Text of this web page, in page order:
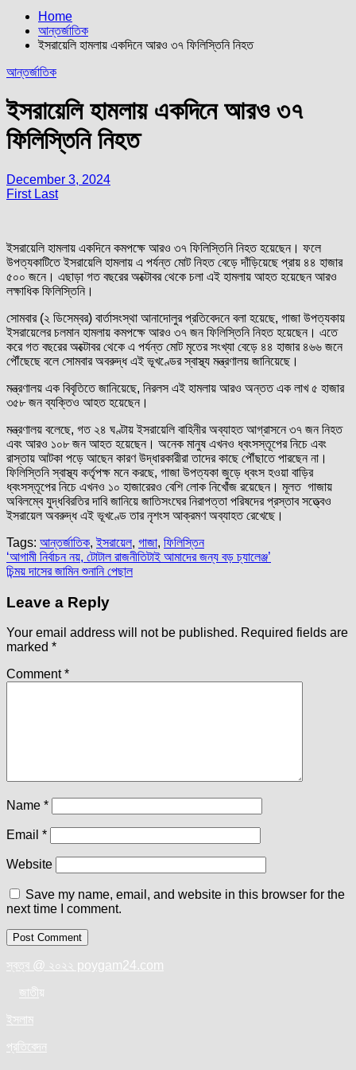
Home
আন্তর্জাতিক
ইসরায়েলি হামলায় একদিনে আরও ৩৭ ফিলিস্তিনি নিহত
আন্তর্জাতিক
ইসরায়েলি হামলায় একদিনে আরও ৩৭
ফিলিস্তিনি নিহত
December 3, 2024
First Last
ইসরায়েলি হামলায় একদিনে কমপক্ষে আরও ৩৭ ফিলিস্তিনি নিহত হয়েছেন। ফলে
উপত্যকাটিতে ইসরায়েলি হামলায় এ পর্যন্ত মোট নিহত বেড়ে দাঁড়িয়েছে প্রায় ৪৪ হাজার
৫০০ জনে। এছাড়া গত বছরের অক্টোবর থেকে চলা এই হামলায় আহত হয়েছেন আরও
লক্ষাধিক ফিলিস্তিনি।
সোমবার (২ ডিসেম্বর) বার্তাসংস্থা আনাদোলুর প্রতিবেদনে বলা হয়েছে, গাজা উপত্যকায়
ইসরায়েলের চলমান হামলায় কমপক্ষে আরও ৩৭ জন ফিলিস্তিনি নিহত হয়েছেন। এতে
করে গত বছরের অক্টোবর থেকে এ পর্যন্ত মোট মৃতের সংখ্যা বেড়ে ৪৪ হাজার ৪৬৬ জনে
পৌঁছেছে বলে সোমবার অবরুদ্ধ এই ভূখণ্ডের স্বাস্থ্য মন্ত্রণালয় জানিয়েছে।
মন্ত্রণালয় এক বিবৃতিতে জানিয়েছে, নিরলস এই হামলায় আরও অন্তত এক লাখ ৫ হাজার
৩৫৮ জন ব্যক্তিও আহত হয়েছেন।
মন্ত্রণালয় বলেছে, গত ২৪ ঘণ্টায় ইসরায়েলি বাহিনীর অব্যাহত আগ্রাসনে ৩৭ জন নিহত
এবং আরও ১০৮ জন আহত হয়েছেন। অনেক মানুষ এখনও ধ্বংসস্তূপের নিচে এবং
রাস্তায় আটকা পড়ে আছেন কারণ উদ্ধারকারীরা তাদের কাছে পৌঁছাতে পারছেন না।
ফিলিস্তিনি স্বাস্থ্য কর্তৃপক্ষ মনে করছে, গাজা উপত্যকা জুড়ে ধ্বংস হওয়া বাড়ির
ধ্বংসস্তূপের নিচে এখনও ১০ হাজারেরও বেশি লোক নিখোঁজ রয়েছেন। মূলত গাজায়
অবিলম্বে যুদ্ধবিরতির দাবি জানিয়ে জাতিসংঘের নিরাপত্তা পরিষদের প্রস্তাব সত্ত্বেও
ইসরায়েল অবরুদ্ধ এই ভূখণ্ডে তার নৃশংস আক্রমণ অব্যাহত রেখেছে।
Tags: আন্তর্জাতিক,ইসরায়েল, গাজা, ফিলিস্তিন
Post
navigation
‘আগামী নির্বাচন নয়, টোটাল রাজনীতিটাই আমাদের জন্য বড় চ্যালেঞ্জ’
চিন্ময় দাসের জামিন শুনানি পেছাল
Leave a Reply
Your email address will not be published. Required fields are
marked *
Comment*
Name *
Email *
Website
Save my name, email, and website in this browser for the
next time I comment.
স্বত্ব @ ২০২২ poygam24.com
জাতীয়
ইসলাম
প্রতিবেদন